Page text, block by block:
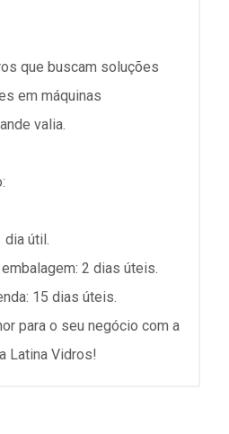
que buscam soluções
em máquinas
valia.
dia útil.
2 dias úteis.
15 dias úteis.
para o seu negócio com a
Latina Vidros!